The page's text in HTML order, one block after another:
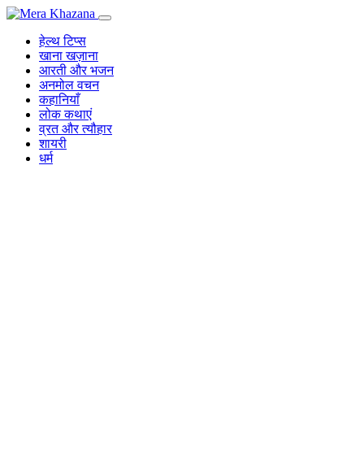
Skip
contentहेल्थ टिप्स
खाना खज़ाना
आरती और भजन
अनमोल वचन
कहानियाँ
लोक कथाएं
व्रत और त्यौहार
शायरी
धर्म